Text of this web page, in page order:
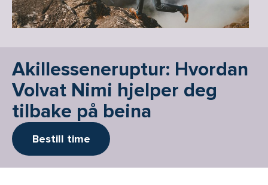
Akillesseneruptur: Hvordan
Volvat Nimi hjelper deg
tilbake på beina
Bestill time